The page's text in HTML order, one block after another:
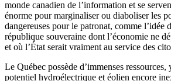
monde canadien de l’information et se
énorme pour marginaliser ou diaboliser les
dangereuses pour le patronat, comme l’idée
république souveraine dont l’économie ne
et où l’État serait vraiment au service des
Le Québec possède d’immenses
potentiel hydroélectrique et éolien encore